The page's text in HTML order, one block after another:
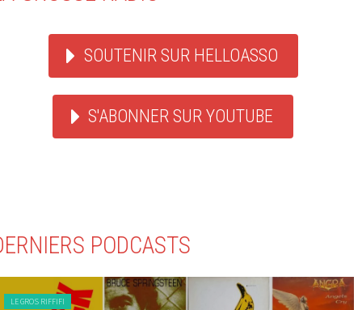
SOUTENIR SUR HELLOASSO
S'ABONNER SUR YOUTUBE
PODCASTS
LE GROS RIFFIFI